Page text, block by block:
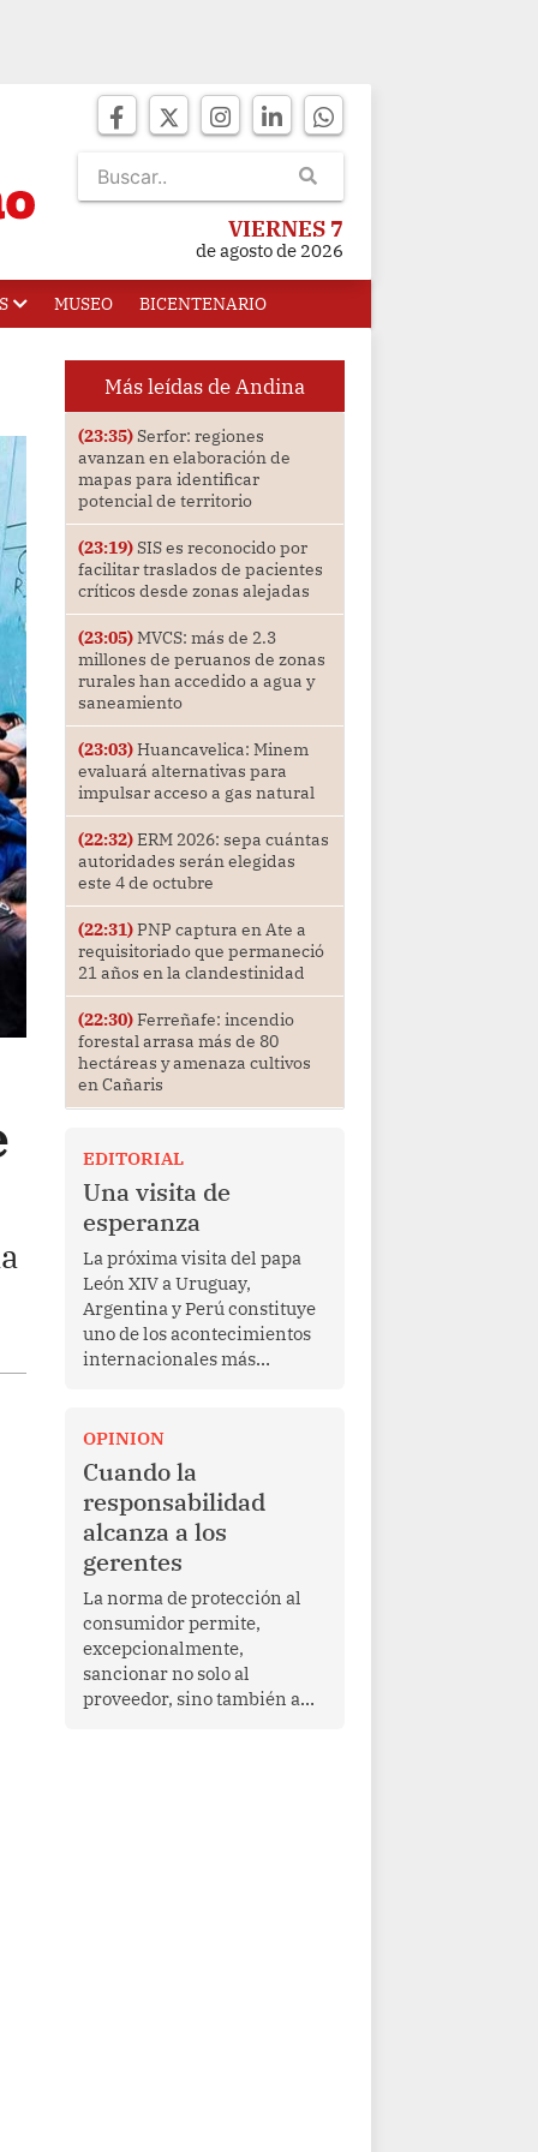
VIERNES 7
de agosto de 2026
MUSEO BICENTENARIO
Más leídas de Andina
(23:35)Serfor: regiones
avanzan en elaboración de
mapas para identificar
potencial de territorio
(23:19)SIS es reconocido por
facilitar traslados de pacientes
críticos desde zonas alejadas
(23:05)MVCS: más de 2.3
millones de peruanos de zonas
rurales han accedido a agua y
saneamiento
(23:03)Huancavelica: Minem
evaluará alternativas para
impulsar acceso a gas natural
(22:32)ERM 2026: sepa cuántas
autoridades serán elegidas
este 4 de octubre
(22:31)PNP captura en Ate a
requisitoriado que permaneció
21 años en la clandestinidad
(22:30)Ferreñafe: incendio
forestal arrasa más de 80
hectáreas y amenaza cultivos
en Cañaris
EDITORIAL
Una visita de
esperanza
La próxima visita del papa
León XIV a Uruguay,
Argentina y Perú constituye
uno de los acontecimientos
internacionales más
Más allá de su dimensión
religiosa, esta gira
representa una oportunidad
para reafirmar el valor del
diálogo, fortalecer los
vínculos entre los pueblos y
proyectar una imagen de
cooperación en una región
que enfrenta desafíos en
materia de desarrollo,
cohesión social y
gobernabilidad.
OPINION
Cuando la
responsabilidad
alcanza a los
gerentes
La norma de protección al
consumidor permite,
excepcionalmente,
sancionar no solo al
proveedor, sino también a